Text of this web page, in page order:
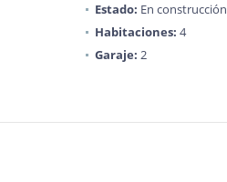
Estado: En construcción
Habitaciones: 4
Garaje: 2